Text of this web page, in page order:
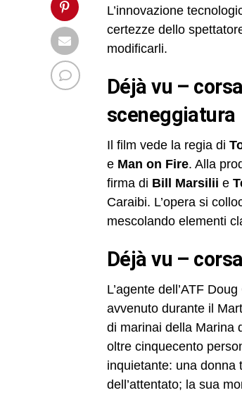
L’innovazione
certezze dello
modificarli.
déjà vu – corsa contro il tempo: regia, produzione e
sceneggiatura
Il film vede la regia di
e Man on Fire. Alla
firma di Bill Marsilii e
Caraibi. L’opera si
mescolando elementi
déjà vu –
L’agente dell’ATF
avvenuto durante il
di marinai della Marina
oltre cinquecento
inquietante: una donna
dell’attentato; la sua